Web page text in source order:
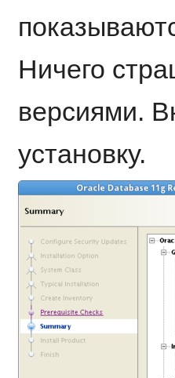
Ничего
версиями.
установку.